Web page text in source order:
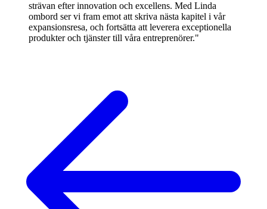
strävan efter innovation och excellens. Med Linda
ombord ser vi fram emot att skriva nästa kapitel i vår
expansionsresa, och fortsätta att leverera exceptionella
produkter och tjänster till våra entreprenörer."